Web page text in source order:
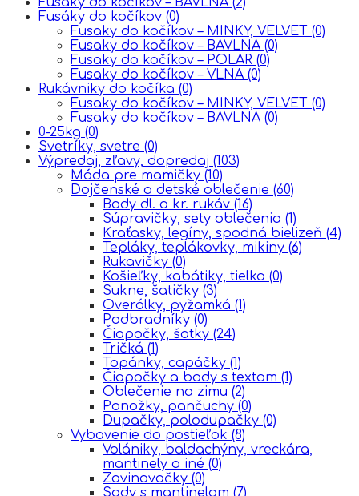
Fusáky do kočíkov (0)
Fusaky do kočíkov – MINKY, VELVET (0)
Fusaky do kočíkov – BAVLNA (0)
Fusaky do kočíkov – POLAR (0)
Fusaky do kočíkov – VLNA (0)
Rukávniky do kočíka (0)
Fusaky do kočíkov – MINKY, VELVET (0)
Fusaky do kočíkov – BAVLNA (0)
0-25kg (0)
Svetríky, svetre (0)
Výpredaj, zľavy, dopredaj (103)
Móda pre mamičky (10)
Dojčenské a detské oblečenie (60)
Body dl. a kr. rukáv (16)
Súpravičky, sety oblečenia (1)
Kraťasky, legíny, spodná bielizeň (4)
Tepláky, teplákovky, mikiny (6)
Rukavičky (0)
Košieľky, kabátiky, tielka (0)
Sukne, šatičky (3)
Overálky, pyžamká (1)
Podbradníky (0)
Čiapočky, šatky (24)
Tričká (1)
Topánky, capáčky (1)
Čiapočky a body s textom (1)
Oblečenie na zimu (2)
Ponožky, pančuchy (0)
Dupačky, polodupačky (0)
Vybavenie do postieľok (8)
Volániky, baldachýny, vreckára,
mantinely a iné (0)
Zavinovačky (0)
Sady s mantinelom (7)